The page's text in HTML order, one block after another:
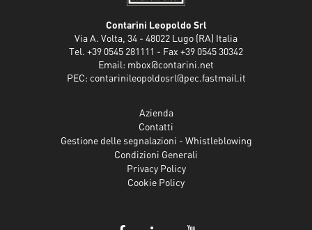
Contarini Leopoldo Srl
Via A. Volta, 34 - 48022 Lugo (RA) Italia
Tel. +39 0545 281111 - Fax +39 0545 30342
Email: mbox@contarini.net
PEC: contarinileopoldosrl@pec.fastmail.it
Azienda
Contatti
Gestione delle segnalazioni - Whistleblowing
Condizioni Generali
Privacy Policy
Cookie Policy